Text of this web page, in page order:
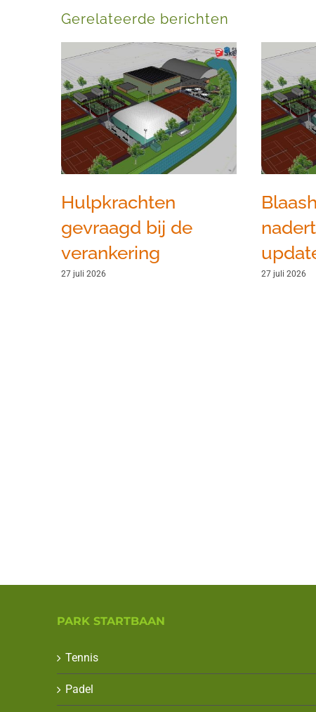
Gerelateerde berichten
Hulpkrachten
gevraagd bij de
verankering
27 juli 2026 27 juli 2026
PARK STARTBAAN
Tennis
Padel